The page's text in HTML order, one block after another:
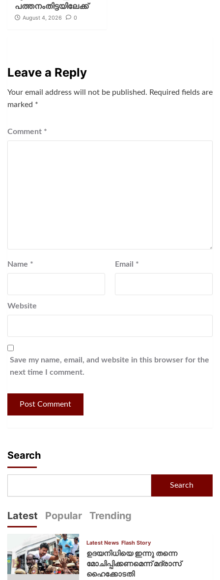
പത്തനംതിട്ടയിലേക്ക്
August 4, 2026 0
Leave a Reply
Your email address will not be published. Required fields are
marked *
Comment *
Name * Email *
Website
Save my name, email, and website in this browser for the
next time I comment.
Search
Search
Latest Popular Trending
Latest News Flash Story
ഉദയനിധിയെ ഇന്നു തന്നെ
മോചിപ്പിക്കണമെന്ന് മദ്രാസ്
ഹൈക്കോടതി